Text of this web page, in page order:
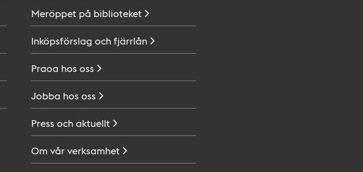
Meröppet på biblioteket
Inköpsförslag ochfjärrlån
Praoa hos oss
Jobba hos oss
Press ochaktuellt
Om vårverksamhet